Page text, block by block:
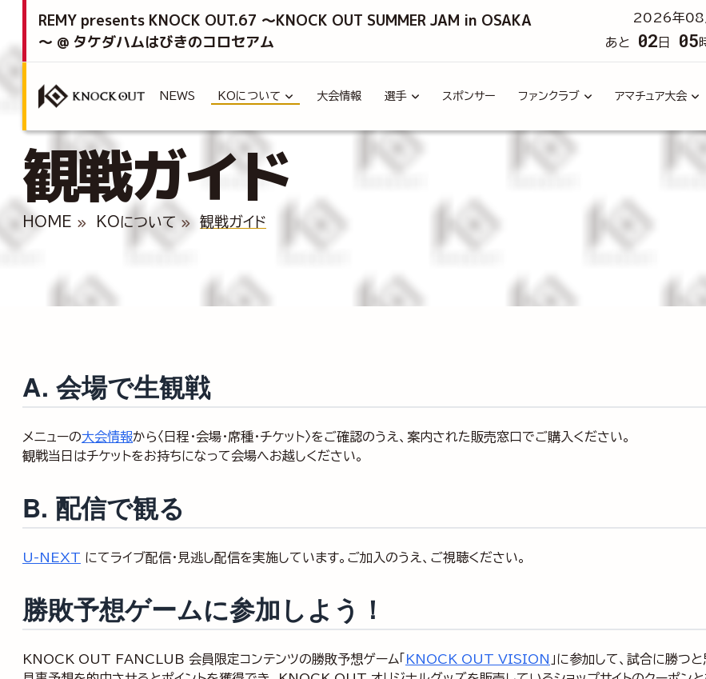
REMY presents KNOCK OUT.67 ～KNOCK OUT SUMMER JAM in OSAKA
～ @ タケダハムはびきのコロセアム
2026年08
あと
02 日 05
NEWS KOについて 大会情報 選手 スポンサー ファンクラブ アマチュア大会
観戦ガイド
HOME KOについて 観戦ガイド
A. 会場で生観戦
メニューの大会情報から〈日程・会場・席種・チケット〉をご確認のうえ、案内された販売窓口でご購入ください。
観戦当日はチケットをお持ちになって会場へお越しください。
B. 配信で観る
U-NEXT にてライブ配信・見逃し配信を実施しています。ご加入のうえ、ご視聴ください。
勝敗予想ゲームに参加しよう！
KNOCK OUT FANCLUB 会員限定コンテンツの勝敗予想ゲーム「 KNOCK OUT VISION 」に参加して、試合に勝つ